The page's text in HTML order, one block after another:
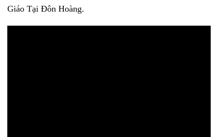
Giáo Tại Đôn Hoàng.